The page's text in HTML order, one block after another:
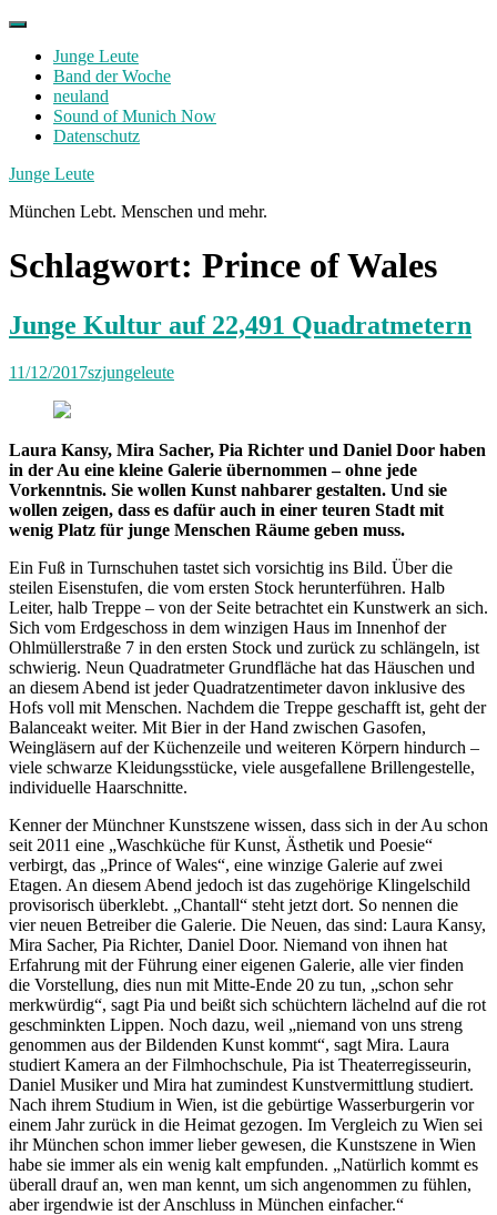
Skip
contentJunge Leute
Band der Woche
neuland
Sound of Munich Now
Datenschutz
Facebook
Twitter
Instagram
Junge Leute
München Lebt. Menschen und mehr.
Schlagwort: Prince of Wales
Junge Kultur auf 22,491 Quadratmetern
11/12/2017szjungeleute
Laura Kansy, Mira Sacher, Pia Richter und Daniel Door haben
in der Au eine kleine Galerie übernommen – ohne jede
Vorkenntnis. Sie wollen Kunst nahbarer gestalten. Und sie
wollen zeigen, dass es dafür auch in einer teuren Stadt mit
wenig Platz für junge Menschen Räume geben muss.
Ein Fuß in Turnschuhen tastet sich vorsichtig ins Bild. Über die
steilen Eisenstufen, die vom ersten Stock herunterführen. Halb
Leiter, halb Treppe – von der Seite betrachtet ein Kunstwerk an sich.
Sich vom Erdgeschoss in dem winzigen Haus im Innenhof der
Ohlmüllerstraße 7 in den ersten Stock und zurück zu schlängeln, ist
schwierig. Neun Quadratmeter Grundfläche hat das Häuschen und
an diesem Abend ist jeder Quadratzentimeter davon inklusive des
Hofs voll mit Menschen. Nachdem die Treppe geschafft ist, geht der
Balanceakt weiter. Mit Bier in der Hand zwischen Gasofen,
Weingläsern auf der Küchenzeile und weiteren Körpern hindurch –
viele schwarze Kleidungsstücke, viele ausgefallene Brillengestelle,
individuelle Haarschnitte.
Kenner der Münchner Kunstszene wissen, dass sich in der Au schon
seit 2011 eine „Waschküche für Kunst, Ästhetik und Poesie“
verbirgt, das „Prince of Wales“, eine winzige Galerie auf zwei
Etagen. An diesem Abend jedoch ist das zugehörige Klingelschild
provisorisch überklebt. „Chantall“ steht jetzt dort. So nennen die
vier neuen Betreiber die Galerie. Die Neuen, das sind: Laura Kansy,
Mira Sacher, Pia Richter, Daniel Door. Niemand von ihnen hat
Erfahrung mit der Führung einer eigenen Galerie, alle vier finden
die Vorstellung, dies nun mit Mitte-Ende 20 zu tun, „schon sehr
merkwürdig“, sagt Pia und beißt sich schüchtern lächelnd auf die rot
geschminkten Lippen. Noch dazu, weil „niemand von uns streng
genommen aus der Bildenden Kunst kommt“, sagt Mira. Laura
studiert Kamera an der Filmhochschule, Pia ist Theaterregisseurin,
Daniel Musiker und Mira hat zumindest Kunstvermittlung studiert.
Nach ihrem Studium in Wien, ist die gebürtige Wasserburgerin vor
einem Jahr zurück in die Heimat gezogen. Im Vergleich zu Wien sei
ihr München schon immer lieber gewesen, die Kunstszene in Wien
habe sie immer als ein wenig kalt empfunden. „Natürlich kommt es
überall drauf an, wen man kennt, um sich angenommen zu fühlen,
aber irgendwie ist der Anschluss in München einfacher.“